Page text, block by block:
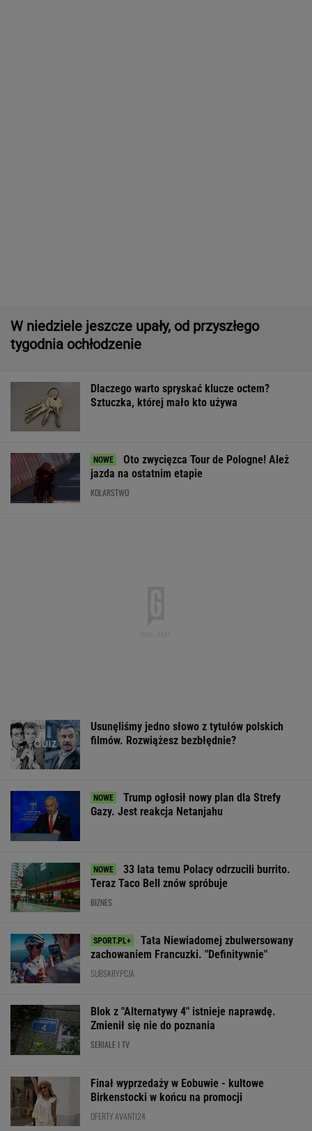
Oto zwycięzca Tour de Pologne! Ależ
jazda na ostatnim etapie
33 lata temu Polacy odrzucili burrito.
Teraz Taco Bell znów spróbuje
Tata Niewiadomej zbulwersowany
zachowaniem Francuzki. "Definitywnie"
Blok z "Alternatywy 4" istnieje naprawdę.
Zmienił się nie do poznania
SERIALE I TV
Finał wyprzedaży w Eobuwie - kultowe
Birkenstocki w końcu na promocji
OFERTY AVANTI24
Gawryluk krytykowana
za debatę u
Nawrockiego. Tak to
Quiz z ortografii dla
prymusów. Sprawdź,
Nie tiramisu